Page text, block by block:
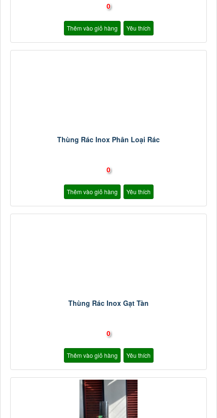
0
Thêm vào giỏ hàng Yêu thích
Thùng Rác Inox Phân Loại Rác
0
Thêm vào giỏ hàng Yêu thích
Thùng Rác Inox Gạt Tàn
0
Thêm vào giỏ hàng Yêu thích